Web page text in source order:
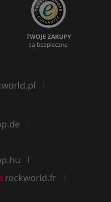
TWOJE ZAKUPY
są bezpieczne
|
|
|
rockworld.fr |